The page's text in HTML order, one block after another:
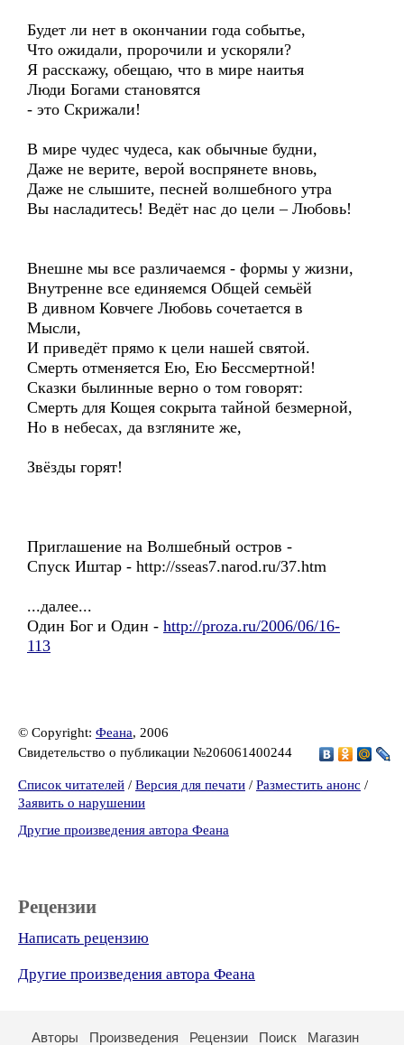
Будет ли нет в окончании года событье,
Что ожидали, пророчили и ускоряли?
Я расскажу, обещаю, что в мире наитья
Люди Богами становятся
- это Скрижали!
В мире чудес чудеса, как обычные будни,
Даже не верите, верой воспрянете вновь,
Даже не слышите, песней волшебного утра
Вы насладитесь! Ведёт нас до цели – Любовь!
Внешне мы все различаемся - формы у жизни,
Внутренне все единяемся Общей семьёй
В дивном Ковчеге Любовь сочетается в
Мысли,
И приведёт прямо к цели нашей святой.
Смерть отменяется Ею, Ею Бессмертной!
Сказки былинные верно о том говорят:
Смерть для Кощея сокрыта тайной безмерной,
Но в небесах, да взгляните же,
Звёзды горят!
Приглашение на Волшебный остров -
Спуск Иштар - http://sseas7.narod.ru/37.htm
...далее...
Один Бог и Один - http://proza.ru/2006/06/16-
113
© Copyright: Феана, 2006
Свидетельство о публикации №206061400244
Список читателей / Версия для печати / Разместить анонс /
Заявить о нарушении
Другие произведения автора Феана
Рецензии
Написать рецензию
Другие произведения автора Феана
Авторы Произведения Рецензии Поиск Магазин